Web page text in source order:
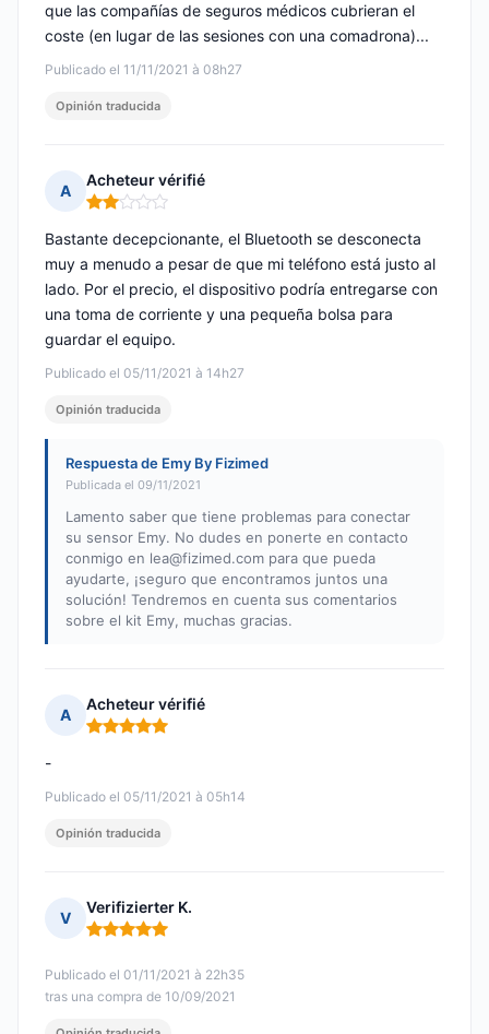
Publicado el 11/11/2021 à 08h27
que las compañías de seguros médicos cubrieran el
coste (en lugar de las sesiones con una comadrona)...
Opinión traducida
A
Acheteur vérifié
Nota: 2 de 5
Publicado el 05/11/2021 à 14h27
Bastante decepcionante, el Bluetooth se desconecta
muy a menudo a pesar de que mi teléfono está justo al
lado. Por el precio, el dispositivo podría entregarse con
una toma de corriente y una pequeña bolsa para
guardar el equipo.
Opinión traducida
Respuesta de Emy By Fizimed
Publicada el 09/11/2021
Lamento saber que tiene problemas para conectar
su sensor Emy. No dudes en ponerte en contacto
conmigo en lea@fizimed.com para que pueda
ayudarte, ¡seguro que encontramos juntos una
solución! Tendremos en cuenta sus comentarios
sobre el kit Emy, muchas gracias.
A
Acheteur vérifié
Nota: 5 de 5
Publicado el 05/11/2021 à 05h14
-
Opinión traducida
V
Verifizierter K.
Nota: 5 de 5
Publicado el 01/11/2021 à 22h35
tras una compra de 10/09/2021